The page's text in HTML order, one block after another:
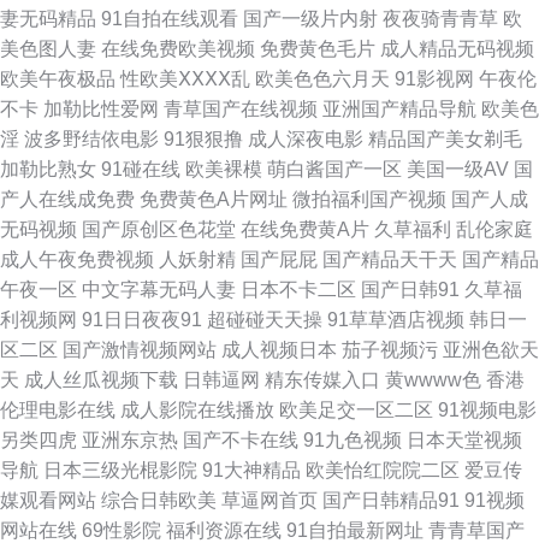
写真福利网 韩国日本视频 老司机香蕉久久 欧美日韩aa 亚洲另类校园 黄色91
线上网站 日韩戍人一级 影音先锋丝袜诱惑 午夜秀场 97色福利导航 欧美在线
撸视频 午夜激情按摩 91九色高潮 国产精品大香蕉 久久香港大香蕉 日韩新片
王网 亚洲酒店a片 97午夜 国产91在线观 九一香蕉网 欧美性爱主站 天天操片
伊人春色av av男女激情 国产人妖调教专区 另类女同 久草视频网 91传媒综综
合网 超碰91人人操 国产天天无日日干 久久国产 欧洲一级片 无码毛茸茸 91
爱豆美女视频 97av视频 超碰在线欧美 国产探花AV在线 免费日韩一级 日韩
三级麻豆 午夜香蕉剧场 91黄在线 AV淫海量导航 国产日韩精品欧美 国产另
类ts 麻豆国产一二三四 日本三级人妻 亚洲黄色官网 91视屏18 超碰97人人摸
妻无码精品 91自拍在线观看 国产一级片内射 夜夜骑青青草 欧
美色图人妻 在线免费欧美视频 免费黄色毛片 成人精品无码视频
欧美午夜极品 性欧美ⅩⅩⅩⅩ乱 欧美色色六月天 91影视网 午夜伦
不卡 加勒比性爱网 青草国产在线视频 亚洲国产精品导航 欧美色
淫 波多野结依电影 91狠狠撸 成人深夜电影 精品国产美女剃毛
加勒比熟女 91碰在线 欧美裸模 萌白酱国产一区 美国一级AV 国
产人在线成免费 免费黄色A片网址 微拍福利国产视频 国产人成
无码视频 国产原创区色花堂 在线免费黄A片 久草福利 乱伦家庭
成人午夜免费视频 人妖射精 国产屁屁 国产精品天干天 国产精品
午夜一区 中文字幕无码人妻 日本不卡二区 国产日韩91 久草福
利视频网 91日日夜夜91 超碰碰天天操 91草草酒店视频 韩日一
区二区 国产激情视频网站 成人视频日本 茄子视频污 亚洲色欲天
天 成人丝瓜视频下载 日韩逼网 精东传媒入口 黄wwww色 香港
伦理电影在线 成人影院在线播放 欧美足交一区二区 91视频电影
另类四虎 亚洲东京热 国产不卡在线 91九色视频 日本天堂视频
导航 日本三级光棍影院 91大神精品 欧美怡红院院二区 爱豆传
媒观看网站 综合日韩欧美 草逼网首页 国产日韩精品91 91视频
网站在线 69性影院 福利资源在线 91自拍最新网址 青青草国产